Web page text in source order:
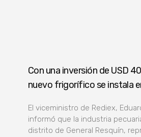
Con una inversión de USD
nuevo frigorífico se instala
El viceministro de Rediex,
informó que la industria
distrito de General Resquín,